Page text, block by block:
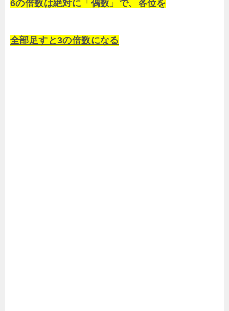
6の倍数は絶対に「偶数」で、各位を
全部足すと3の倍数になる